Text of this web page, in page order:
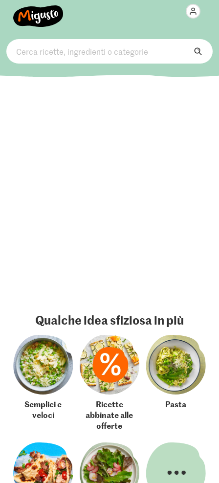
Qualche idea sfiziosa in più
Semplici e
veloci
Ricette
abbinate alle
offerte
Pasta